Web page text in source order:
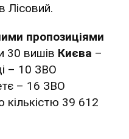
Лісовий.
пропозиціями
30 вишів Києва –
– 10 ЗВО
– 16 ЗВО
кількістю 39 612